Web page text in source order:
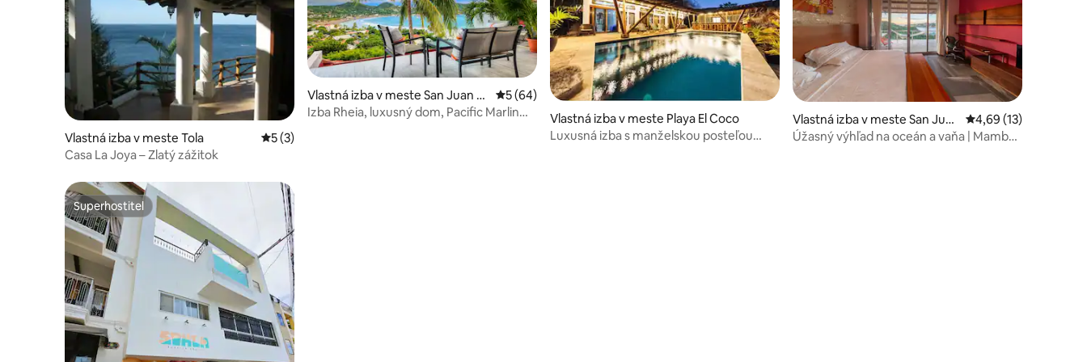
Vlastná izba v meste Tola Priemerné ohodnotenie 5 z 5, počet hodnotení: 3
5 (3)
Casa La Joya – Zlatý zážitok
Vlastná izba v meste San Juan d
el Sur
Priemerné ohodnotenie 5 z 5, počet hodnotení: 64
5 (64)
Izba Rheia, luxusný dom, Pacific Marlin
Vlastná izba v meste Playa El Coco
Luxusná izba s manželskou posteľou
Vlastná izba v meste San Juan
del Sur
Priemerné
4,69 (13)
Úžasný výhľad na oceán a vaňa | Mambo
Superhostiteľ
Superhostiteľ